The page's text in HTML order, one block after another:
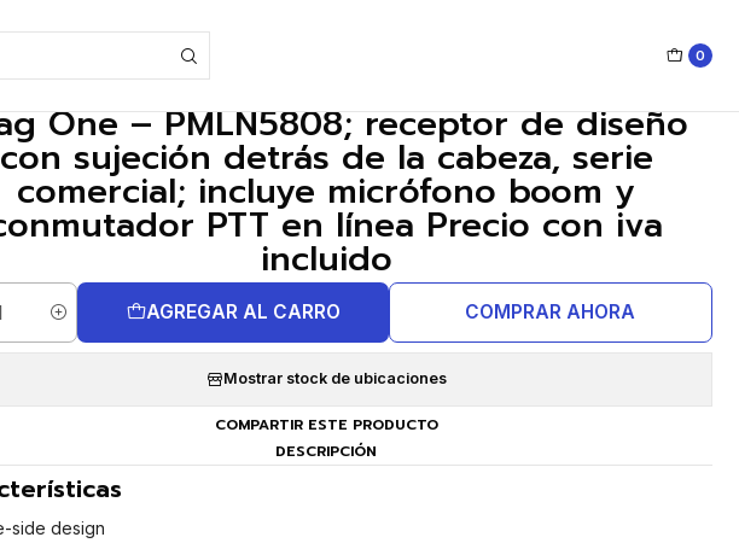
0
boom y conmutador PTT en línea Precio con iva incluido
One – PMLN5808; receptor de diseño
con sujeción detrás de la cabeza, serie
comercial; incluye micrófono boom y
PTT en línea Precio con iva
incluido
AGREGAR AL CARRO COMPRAR AHORA
Mostrar stock de ubicaciones
COMPARTIR ESTE PRODUCTO
DESCRIPCIÓN
side design